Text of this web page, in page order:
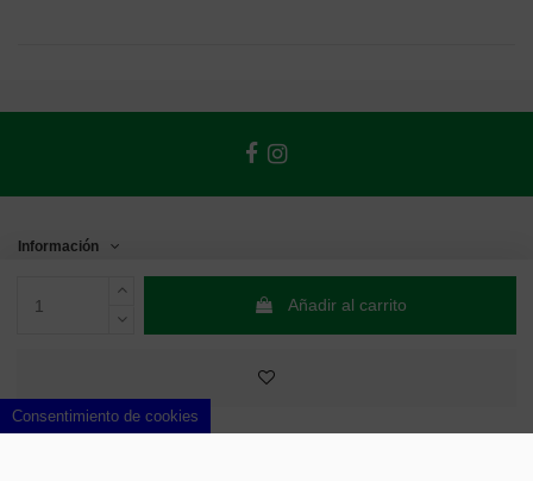
Añadir al carrito
Información
Contacto
Consentimiento de cookies